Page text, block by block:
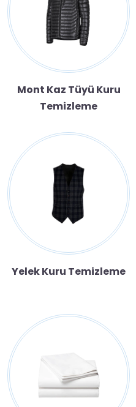
Mont Kaz Tüyü Kuru
Temizleme
Yelek Kuru Temizleme